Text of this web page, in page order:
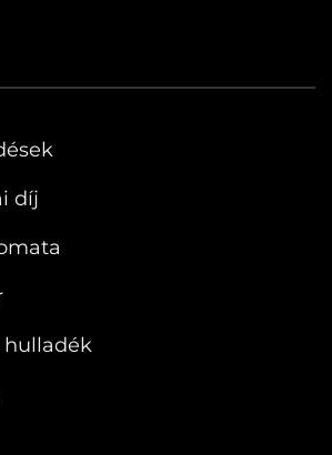
díj
hulladék